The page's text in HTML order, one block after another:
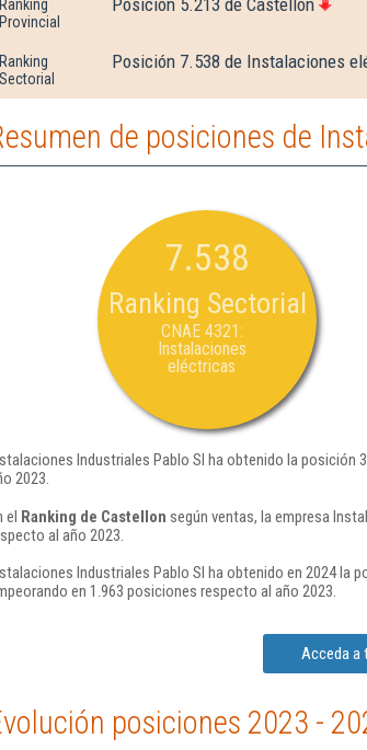
Ranking
Provincial
Posición 5.213 de Castellon
Ranking
Sectorial
Posición 7.538 de Instalaciones
de posiciones de
7.538
Ranking Sectorial
CNAE 4321:
Instalaciones
eléctricas
Industriales Pablo Sl ha obtenido la posición
2023.
el Ranking de Castellon según ventas, la empresa
al año 2023.
Industriales Pablo Sl ha obtenido en 2024 la
en 1.963 posiciones respecto al año 2023.
Acceda a
posiciones 2023 -